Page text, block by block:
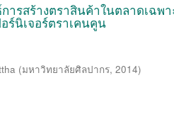
รสร้างตราสินค้าในตลาดเฉพ
ร์นิเจอร์ตราเคนคูน
(มหาวิทยาลัยศิลปากร,2014)